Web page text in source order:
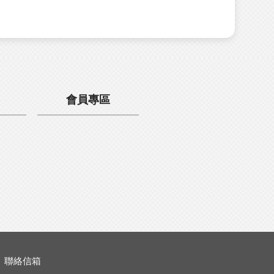
會員專區
聯絡信箱